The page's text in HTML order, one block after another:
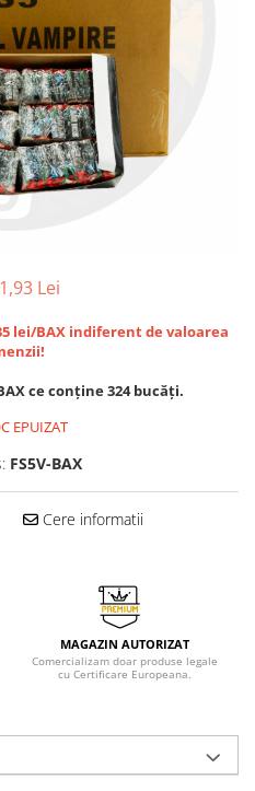
Lei
lei/BAX indiferent de valoarea
ce conține 324 bucăți.
EPUIZAT
FS5V-BAX
Cere informatii
MAGAZIN AUTORIZAT
Comercializam doar produse legale
cu Certificare Europeana.